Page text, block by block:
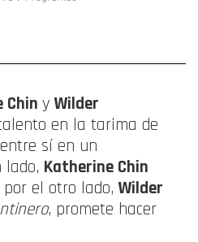
Chin y Wilder
en la tarima de
sí en un
lado, Katherine Chin
por el otro lado, Wilder
, promete hacer